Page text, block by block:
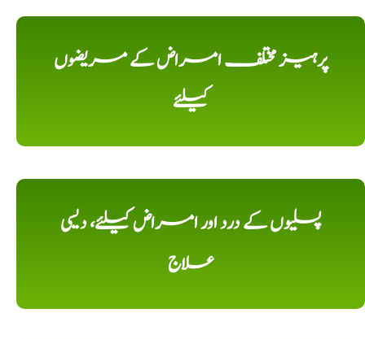
پرہیز مختلف امراض کے مریضوں
کیلئے
پسلیوں کے درد اور امراض کیلئے، دیسی
علاج